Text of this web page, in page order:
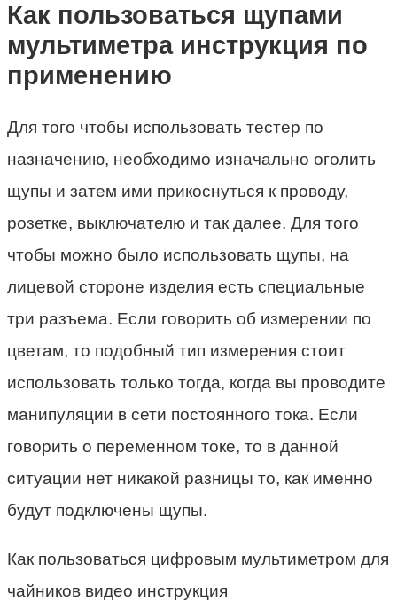
Как пользоваться щупами
мультиметра инструкция по
применению
Для того чтобы использовать тестер по
назначению, необходимо изначально оголить
щупы и затем ими прикоснуться к проводу,
розетке, выключателю и так далее. Для того
чтобы можно было использовать щупы, на
лицевой стороне изделия есть специальные
три разъема. Если говорить об измерении по
цветам, то подобный тип измерения стоит
использовать только тогда, когда вы проводите
манипуляции в сети постоянного тока. Если
говорить о переменном токе, то в данной
ситуации нет никакой разницы то, как именно
будут подключены щупы.
Как пользоваться цифровым мультиметром для
чайников видео инструкция